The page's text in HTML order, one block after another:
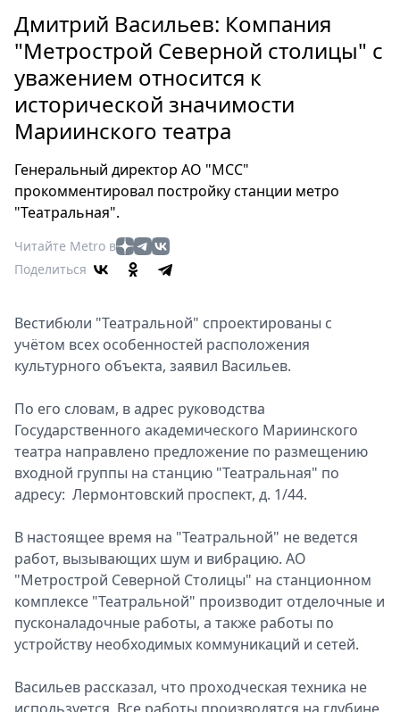
Россия
Мир
Здоровье
Еда
Туризм
Театр
Кино
Афиша
Книги
Выставки
релизы
О
Metro
Спецпроекты
Звезды
Выборы
2026
Скачай
Дмитрий Васильев: Компания
"Метрострой Северной столицы" с
уважением относится к
исторической значимости
Мариинского театра
Генеральный директор АО "МСС"
прокомментировал постройку станции метро
"Театральная".
Читайте Metro в
Поделиться
Вестибюли "Театральной" спроектированы с
учётом всех особенностей расположения
культурного объекта, заявил Васильев.
По его словам, в адрес руководства
Государственного академического Мариинского
театра направлено предложение по размещению
входной группы на станцию "Театральная" по
адресу: Лермонтовский проспект, д. 1/44.
В настоящее время на "Театральной" не ведется
работ, вызывающих шум и вибрацию. АО
"Метрострой Северной Столицы" на станционном
комплексе "Театральной" производит отделочные и
пусконаладочные работы, а также работы по
устройству необходимых коммуникаций и сетей.
Васильев рассказал, что проходческая техника не